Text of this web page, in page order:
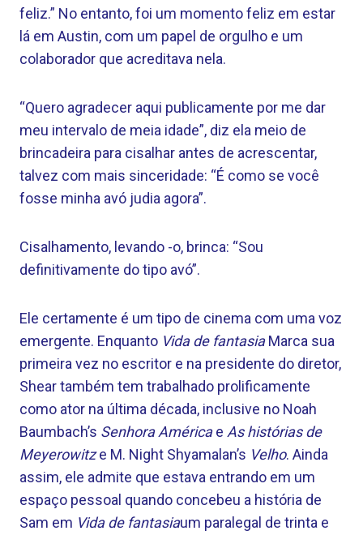
feliz.” No entanto, foi um momento feliz em estar
lá em Austin, com um papel de orgulho e um
colaborador que acreditava nela.
“Quero agradecer aqui publicamente por me dar
meu intervalo de meia idade”, diz ela meio de
brincadeira para cisalhar antes de acrescentar,
talvez com mais sinceridade: “É como se você
fosse minha avó judia agora”.
Cisalhamento, levando -o, brinca: “Sou
definitivamente do tipo avó”.
Ele certamente é um tipo de cinema com uma voz
emergente. Enquanto Vida de fantasiaMarca sua
primeira vez no escritor e na presidente do diretor,
Shear também tem trabalhado prolificamente
como ator na última década, inclusive no Noah
Baumbach’s Senhora Américae As histórias de
Meyerowitze M. Night Shyamalan’s Velho. Ainda
assim, ele admite que estava entrando em um
espaço pessoal quando concebeu a história de
Sam em Vida de fantasiaum paralegal de trinta e